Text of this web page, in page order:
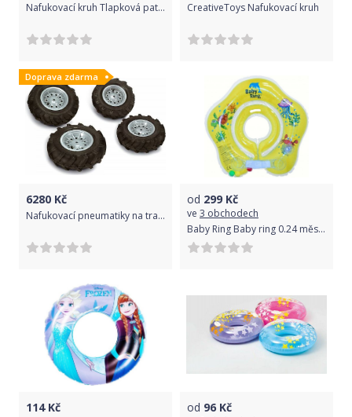
Nafukovací kruh Tlapková patrola růžový 50 cm CreativeToys Nafukovací kruh
Doprava zdarma
6280 Kč
Nafukovací pneumatiky na traktory Farmtrac Premium - šedé
od 299 Kč
ve 3 obchodech
Baby Ring Baby ring 0.24 měs. žlutá
114Kč od 96 Kč